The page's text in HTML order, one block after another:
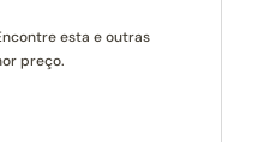
esta e outras
preço.